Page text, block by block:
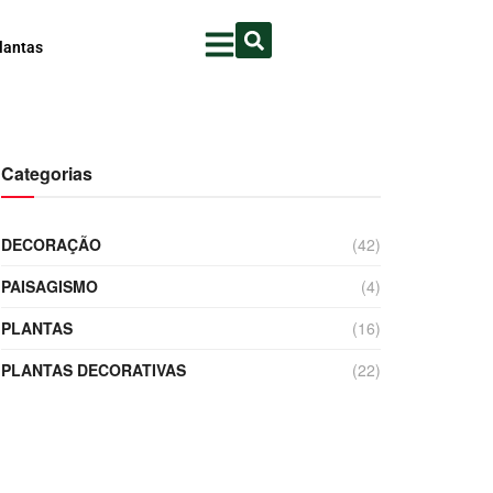
Categorias
DECORAÇÃO
(42)
PAISAGISMO
(4)
PLANTAS
(16)
PLANTAS DECORATIVAS
(22)